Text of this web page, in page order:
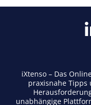
iXtenso – Das
praxisnahe Tipps
unabhängige